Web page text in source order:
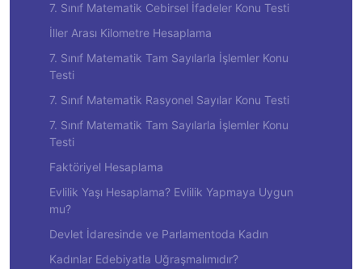
7. Sınıf Matematik Cebirsel İfadeler Konu Testi
İller Arası Kilometre Hesaplama
7. Sınıf Matematik Tam Sayılarla İşlemler Konu
Testi
7. Sınıf Matematik Rasyonel Sayılar Konu Testi
7. Sınıf Matematik Tam Sayılarla İşlemler Konu
Testi
Faktöriyel Hesaplama
Evlilik Yaşı Hesaplama? Evlilik Yapmaya Uygun
mu?
Devlet İdaresinde ve Parlamentoda Kadın
Kadınlar Edebiyatla Uğraşmalımıdır?